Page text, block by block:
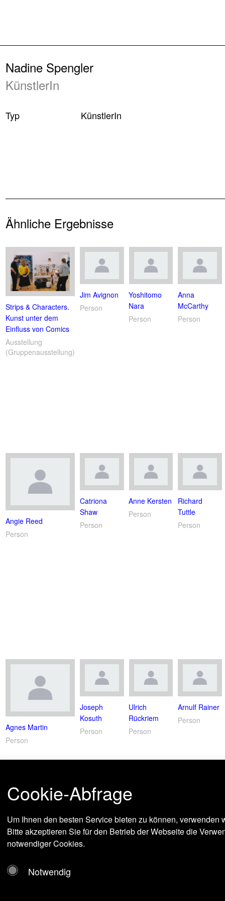
Cookie-Abfrage
Um Ihnen den besten Service bieten zu können, verwenden
Bitte akzeptieren Sie für den Betrieb der Webseite die
notwendiger Cookies.
Notwendig
Nadine Spengler
KünstlerIn
Typ KünstlerIn
Ähnliche Ergebnisse
Strips & Characters.
Kunst unter dem
Einfluss von Comics
Ausstellung
(Gruppenausstellung)
Jim Avignon
Person
Yoshitomo
Nara
Person
Anna
McCarthy
Person
Angie Reed
Person
Catriona
Shaw
Person
Anne Kersten
Person
Richard
Tuttle
Person
Agnes Martin
Person
Joseph
Kosuth
Person
Ulrich
Rückriem
Person
Arnulf Rainer
Person